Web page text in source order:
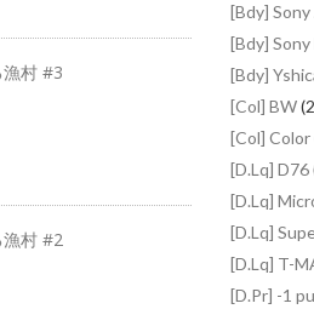
村 #3
村 #2
[Bdy] Sony
[Bdy] Sony
[Bdy]
[Col] BW
[Col] Color
[D.Lq] D76
[D.Lq]
[D.Lq]
[D.Lq] T-
[D.Pr] -1